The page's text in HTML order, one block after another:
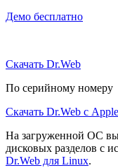
Демо бесплатно
Скачать Dr.Web
По серийному номеру
Скачать Dr.Web с
На загруженной ОС
дисковых разделов с
Dr.Web для Linux.